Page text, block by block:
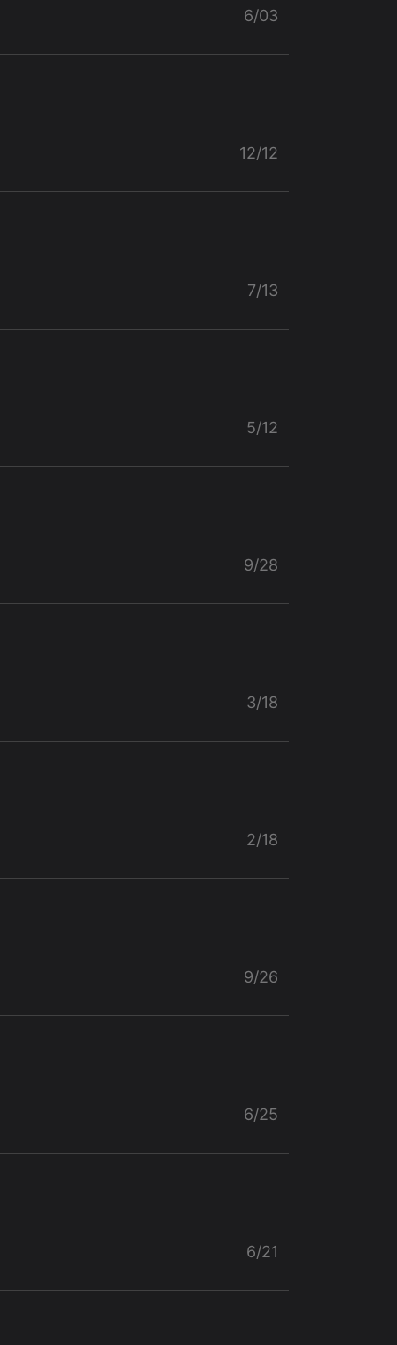
6/03
12/12
7/13
5/12
9/28
3/18
2/18
9/26
6/25
6/21